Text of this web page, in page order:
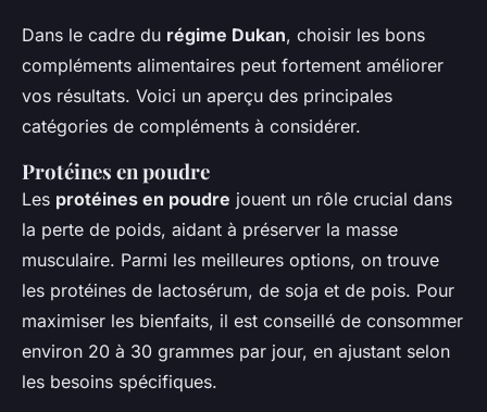
Dans le cadre du régime Dukan, choisir les bons
compléments alimentaires peut fortement améliorer
vos résultats. Voici un aperçu des principales
catégories de compléments à considérer.
Protéines en poudre
Les protéines en poudre jouent un rôle crucial dans
la perte de poids, aidant à préserver la masse
musculaire. Parmi les meilleures options, on trouve
les protéines de lactosérum, de soja et de pois. Pour
maximiser les bienfaits, il est conseillé de consommer
environ 20 à 30 grammes par jour, en ajustant selon
les besoins spécifiques.